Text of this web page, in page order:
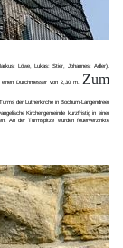
Löwe, Lukas: Stier, Johannes: Adler).
Durchmesser von 2,30 m.
Zum
der Lutherkirche in Bochum-Langendreer
Kirchengemeinde kurzfristig in einer
An der Turmspitze wurden feuerverzinkte